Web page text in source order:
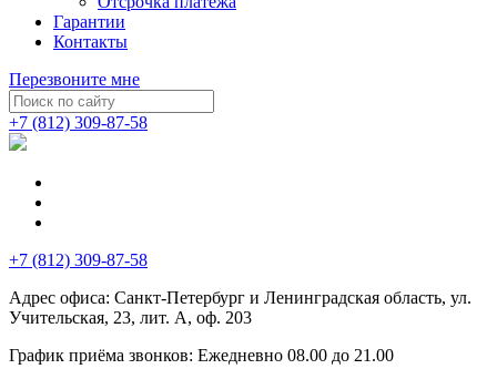
Гарантии
Контакты
Перезвоните мне
+7 (812) 309-87-58
+7 (812) 309-87-58
Адрес офиса: Санкт-Петербург и Ленинградская область, ул.
Учительская, 23, лит. А, оф. 203
График приёма звонков: Ежедневно 08.00 до 21.00